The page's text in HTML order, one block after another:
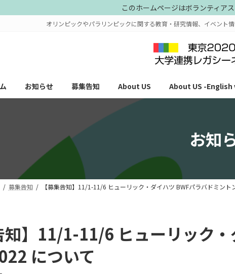
このホームページはボランティア
オリンピックやパラリンピックに関する教育・研究情報、イベント
お知らせ 募集告知 About US About US -
お知
募集告知 【募集告知】11/1-11/6 ヒューリック・ダイハツ BWFパラバドミン
知】11/1-11/6 ヒューリック
について